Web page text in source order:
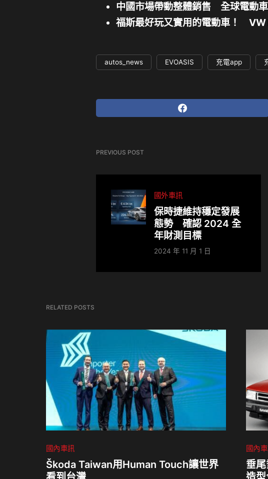
中國市場帶動整體銷售 全球電動
福斯最好玩又實用的電動車！
autos_news EVOASIS 充電app
PREVIOUS POST
國外車訊
保時捷維持穩定發展
態勢 確認 2024 全
年財測目標
2024 年 11 月 1 日
RELATED POSTS
國內車訊
Škoda Taiwan用Human Touch讓世界
國內
垂